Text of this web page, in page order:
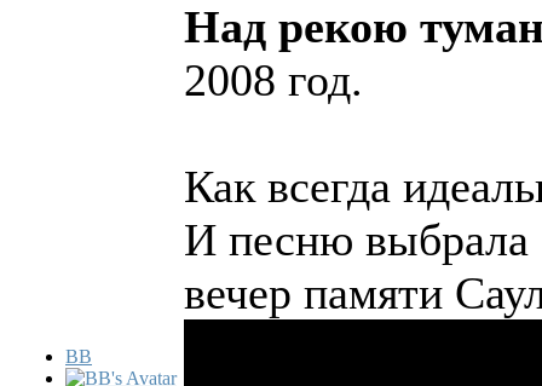
BB
Над рекою
2008 год.
Как всегда
И песню выбрала
вечер памяти